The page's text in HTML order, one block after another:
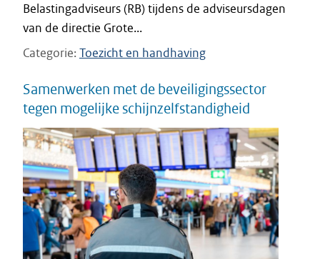
Belastingadviseurs (RB) tijdens de adviseursdagen
van de directie Grote...
Categorie Toezicht en handhaving
Samenwerken met de beveiligingssector
tegen mogelijke schijnzelfstandigheid